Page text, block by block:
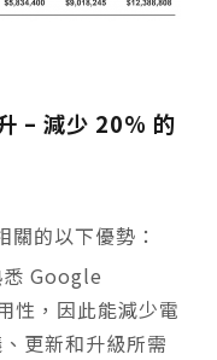
– 減少 20% 的
的以下優勢：
Google
性，因此能減少電
更新和升級所需